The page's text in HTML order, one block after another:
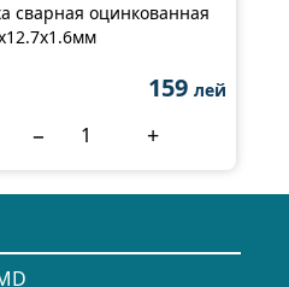
сварная оцинкованная
159 лей
− +